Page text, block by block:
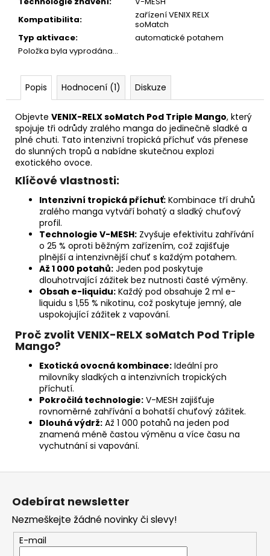
Kompatibilita:
zařízení VENIX RELX
soMatch
Typ aktivace:
automatické potahem
Položka byla vyprodána…
Popis Hodnocení (1) Diskuze
Objevte VENIX-RELX soMatch Pod Triple Mango, který
spojuje tři odrůdy zralého manga do jedinečně sladké a
plné chuti. Tato intenzivní tropická příchuť vás přenese
do slunných tropů a nabídne skutečnou explozi
exotického ovoce.
Klíčové vlastnosti:
Intenzivní tropická příchuť: Kombinace tří druhů
zralého manga vytváří bohatý a sladký chuťový
profil.
Technologie V-MESH: Zvyšuje efektivitu zahřívání
o 25 % oproti běžným zařízením, což zajišťuje
plnější a intenzivnější chuť s každým potahem.
Až 1 000 potahů: Jeden pod poskytuje
dlouhotrvající zážitek bez nutnosti časté výměny.
Obsah e-liquidu: Každý pod obsahuje 2 ml e-
liquidu s 1,55 % nikotinu, což poskytuje jemný, ale
uspokojující zážitek z vapování.
Proč zvolit VENIX-RELX soMatch Pod Triple
Mango?
Exotická ovocná kombinace: Ideální pro
milovníky sladkých a intenzivních tropických
příchutí.
Pokročilá technologie: V-MESH zajišťuje
rovnoměrné zahřívání a bohatší chuťový zážitek.
Dlouhá výdrž: Až 1 000 potahů na jeden pod
znamená méně častou výměnu a více času na
vychutnání si vapování.
Z
Odebírat newsletter
Nezmeškejte žádné novinky či slevy!
E-mail